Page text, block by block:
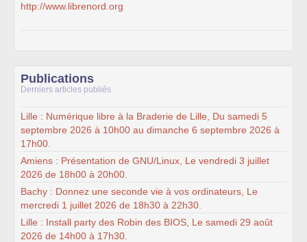
http://www.librenord.org
Publications
Derniers articles publiés
Lille : Numérique libre à la Braderie de Lille, Du samedi 5
septembre 2026 à 10h00 au dimanche 6 septembre 2026 à
17h00.
Amiens : Présentation de GNU/Linux, Le vendredi 3 juillet
2026 de 18h00 à 20h00.
Bachy : Donnez une seconde vie à vos ordinateurs, Le
mercredi 1 juillet 2026 de 18h30 à 22h30.
Lille : Install party des Robin des BIOS, Le samedi 29 août
2026 de 14h00 à 17h30.